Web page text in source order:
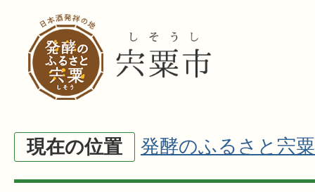
現在の位置 発酵のふるさと宍粟